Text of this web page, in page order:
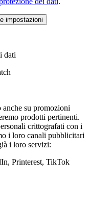
impostazioni
dati
su promozioni
prodotti pertinenti.
crittografati con i
i loro canali pubblicitari
i loro servizi:
Printerest, TikTok